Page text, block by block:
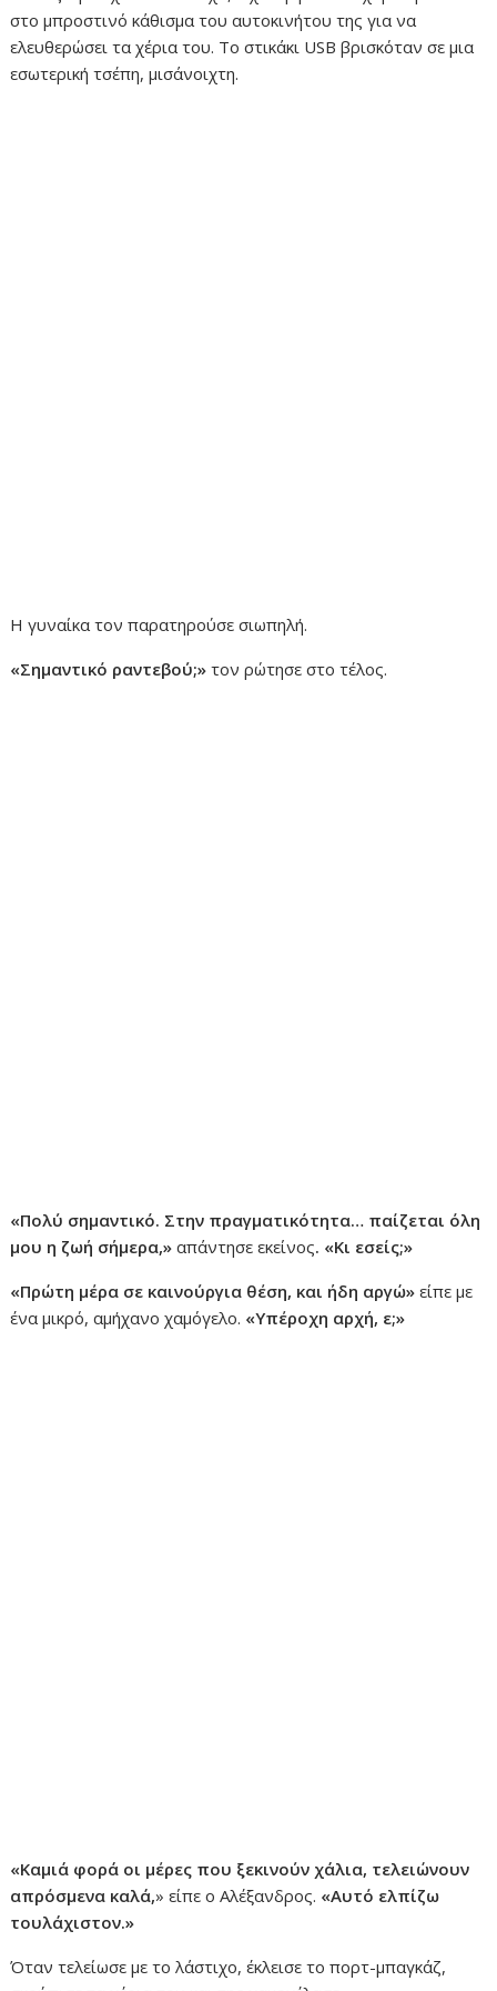
στο μπροστινό κάθισμα του αυτοκινήτου της για να
ελευθερώσει τα χέρια του. Το στικάκι USB βρισκόταν σε μια
εσωτερική τσέπη, μισάνοιχτη.
Η γυναίκα τον παρατηρούσε σιωπηλή.
«Σημαντικό ραντεβού;» τον ρώτησε στο τέλος.
«Πολύ σημαντικό. Στην πραγματικότητα… παίζεται όλη
μου η ζωή σήμερα,» απάντησε εκείνος. «Κι εσείς;»
«Πρώτη μέρα σε καινούργια θέση, και ήδη αργώ» είπε με
ένα μικρό, αμήχανο χαμόγελο. «Υπέροχη αρχή, ε;»
«Καμιά φορά οι μέρες που ξεκινούν χάλια, τελειώνουν
απρόσμενα καλά,» είπε ο Αλέξανδρος. «Αυτό ελπίζω
τουλάχιστον.»
Όταν τελείωσε με το λάστιχο, έκλεισε το πορτ-μπαγκάζ,